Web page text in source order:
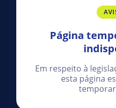
Página
Em respeito à
esta página